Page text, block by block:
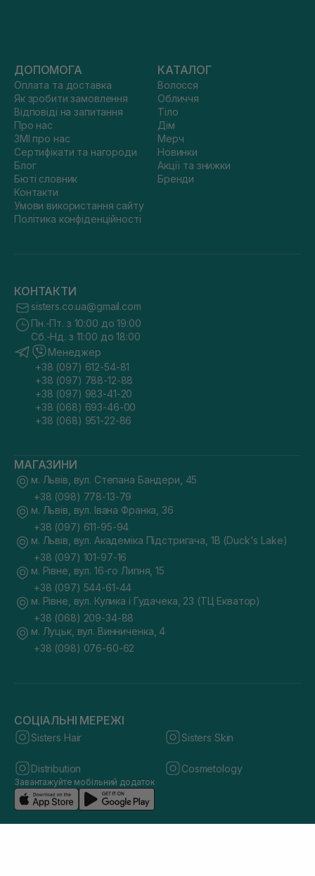
ДОПОМОГА
Оплата та доставка
Як зробити замовлення
Відповіді на запитання
Про нас
ЗМІ про нас
Сертифікати та нагороди
Блог
Бюті словник
Контакти
Умови використання сайту
Політика конфіденційності
КАТАЛОГ
Волосся
Обличчя
Тіло
Дім
Мерч
Новинки
Акції та знижки
Бренди
КОНТАКТИ
sisters.co.ua@gmail.com
Пн.-Пт. з 10:00 до 19:00
Сб.-Нд. з 11:00 до 18:00
Менеджер
+38 (097) 612-54-81
+38 (097) 788-12-88
+38 (097) 983-41-20
+38 (068) 693-46-00
+38 (068) 951-22-86
МАГАЗИНИ
м. Львів, вул. Степана Бандери, 45
+38 (098) 778-13-79
м. Львів, вул. Івана Франка, 36
+38 (097) 611-95-94
м. Львів, вул. Академіка Підстригача, 1В (Duck's Lake)
+38 (097) 101-97-16
м. Рівне, вул. 16-го Липня, 15
+38 (097) 544-61-44
м. Рівне, вул. Кулика і Гудачека, 23 (ТЦ Екватор)
+38 (068) 209-34-88
м. Луцьк, вул. Винниченка, 4
+38 (098) 076-60-62
СОЦІАЛЬНІ МЕРЕЖІ
Sisters Hair Sisters Skin
Distribution Cosmetology
Завантажуйте мобільний додаток